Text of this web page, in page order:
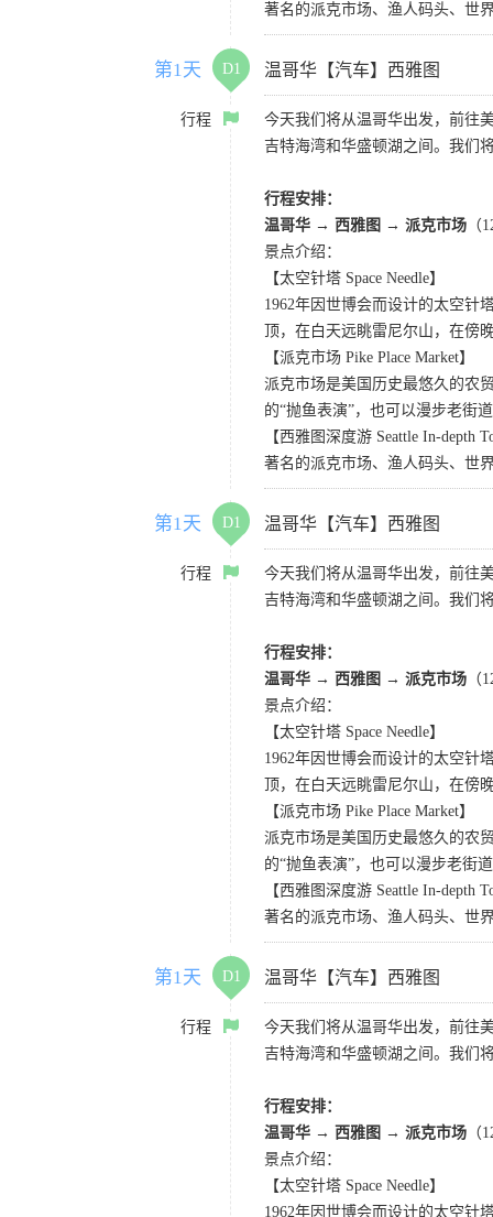
著名的派克市场、渔人码头、世
第1天 D1 温哥华【汽车】西雅图
行程
今天我们将从温哥华出发，前往
吉特海湾和华盛顿湖之间。我们
行程安排：
温哥华 → 西雅图 → 派克市场 （
景点介绍：
【太空针塔 Space Needle】
1962年因世博会而设计的太空针
顶，在白天远眺雷尼尔山，在傍
【派克市场 Pike Place Market】
派克市场是美国历史最悠久的农
的“抛鱼表演”，也可以漫步老街
【西雅图深度游 Seattle In-depth
著名的派克市场、渔人码头、世
第1天 D1 温哥华【汽车】西雅图
行程
今天我们将从温哥华出发，前往
吉特海湾和华盛顿湖之间。我们
行程安排：
温哥华 → 西雅图 → 派克市场 （
景点介绍：
【太空针塔 Space Needle】
1962年因世博会而设计的太空针
顶，在白天远眺雷尼尔山，在傍
【派克市场 Pike Place Market】
派克市场是美国历史最悠久的农
的“抛鱼表演”，也可以漫步老街
【西雅图深度游 Seattle In-depth
著名的派克市场、渔人码头、世
第1天 D1 温哥华【汽车】西雅图
行程
今天我们将从温哥华出发，前往
吉特海湾和华盛顿湖之间。我们
行程安排：
温哥华 → 西雅图 → 派克市场 （
景点介绍：
【太空针塔 Space Needle】
1962年因世博会而设计的太空针